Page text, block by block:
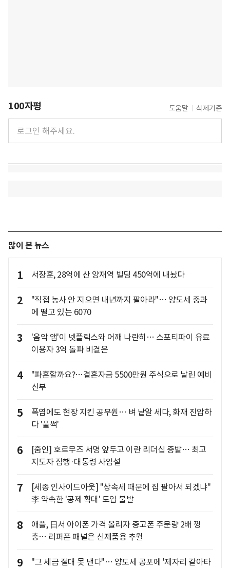
100자평 도움말 삭제기준
많이 본 뉴스
1 서장훈, 28억에 산 양재역 빌딩 450억에 내놨다
2
"직접 농사 안 지으면 내년까지 팔아라"… 양도세 중과
에 떨고 있는 6070
3
'음악 앱'이 넷플릭스와 어깨 나란히… 스포티파이 유료
이용자 3억 돌파 비결은
4
"파혼할까요?…결혼자금 5500만원 주식으로 날린 예비
신부
5
폭염에도 현장 지킨 공무원… 벼 낱알 세다, 화재 진압하
다 '풀썩'
6
[줌인] 호르무즈 서명 앞두고 이란 리더십 증발… 최고
지도자 잠행·대통령 사임설
7
[세종 인사이드아웃] "상속세 때문에 집 팔아서 되겠냐"
李 약속한 '공제 확대' 도입 불발
8
애플, 日서 아이폰 가격 올리자 중고폰 주문량 2배 껑
충… 리퍼폰 패널은 신제품용 추월
9 "그 세금 절대 못 낸다"… 양도세 공포에 '제자리 갈아타